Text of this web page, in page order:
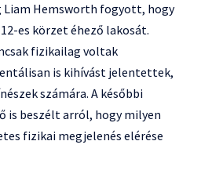
Hemsworth fogyott, hogy
es körzet éhező lakosát.
fizikailag voltak
is kihívást jelentettek,
számára. A későbbi
is beszélt arról, hogy milyen
fizikai megjelenés elérése